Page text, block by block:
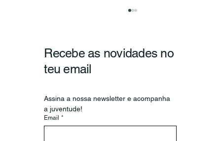
Secretário-Geral da OIJ visita o
Recebe as novidades no
teu email
Assina a nossa newsletter e acompanha
a juventude!
Email *